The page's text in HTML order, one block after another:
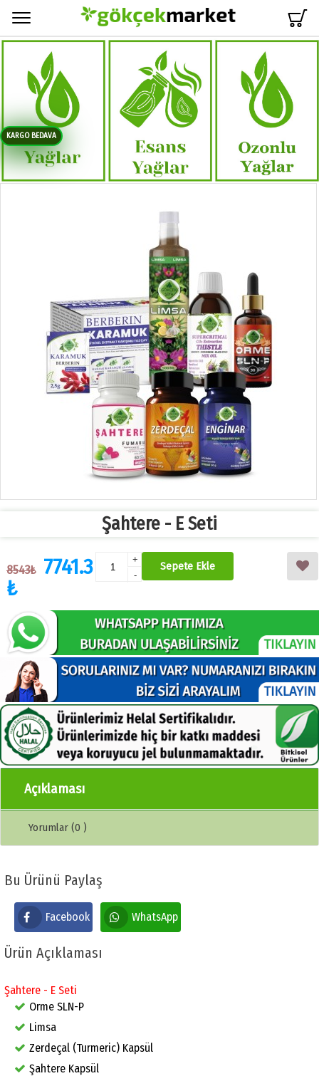
KARGO BEDAVA
Şahtere - E Seti
8543₺ 7741.3
₺
+
-
Sepete Ekle
Açıklaması
Yorumlar (0 )
Bu Ürünü Paylaş
Facebook WhatsApp
Ürün Açıklaması
Şahtere - E Seti
Orme SLN-P
Limsa
Zerdeçal (Turmeric) Kapsül
Şahtere Kapsül